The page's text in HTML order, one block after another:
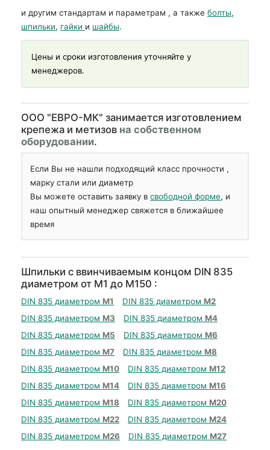
и другим стандартам и параметрам , а также болты,
шпильки, гайки и шайбы.
Цены и сроки изготовления уточняйте у
менеджеров.
OOO "ЕВРО-МК" занимается изготовлением
крепежа и метизов на собственном
оборудовании.
Если Вы не нашли подходящий класс прочности ,
марку стали или диаметр
Вы можете оставить заявку всвободной форме, и
наш опытный менеджер свяжется в ближайшее
время
Шпильки с ввинчиваемым концом DIN 835
диаметром от М1 до М150 :
DIN 835 диаметром М1 DIN 835 диаметром М2
DIN 835 диаметром М3 DIN 835 диаметром М4
DIN 835 диаметром М5 DIN 835 диаметром М6
DIN 835 диаметром М7 DIN 835 диаметром М8
DIN 835 диаметром М10 DIN 835 диаметром М12
DIN 835 диаметром М14 DIN 835 диаметром М16
DIN 835 диаметром М18 DIN 835 диаметром М20
DIN 835 диаметром М22 DIN 835 диаметром М24
DIN 835 диаметром М26 DIN 835 диаметром М27